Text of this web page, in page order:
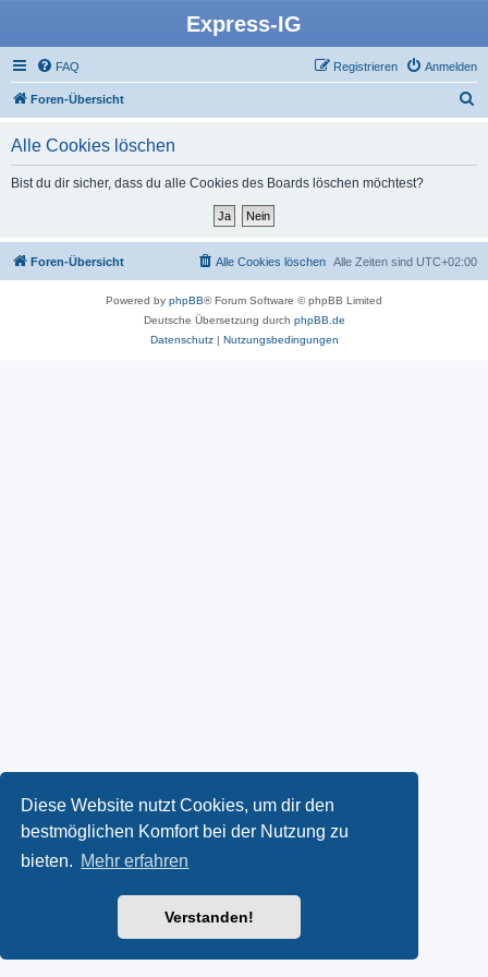
Diese Website nutzt Cookies, um dir den
bestmöglichen Komfort bei der Nutzung zu
bieten. Mehr erfahren
Verstanden!
Express-IG
FAQ Anmelden
Registrieren
Foren-Übersicht
Alle Cookies löschen
Bist du dir sicher, dass du alle Cookies des Boards löschen möchtest?
Foren-Übersicht Alle Zeiten sind UTC+02:00
Alle Cookies löschen
Powered by phpBB® Forum Software © phpBB Limited
Deutsche Übersetzung durch phpBB.de
Datenschutz| Nutzungsbedingungen